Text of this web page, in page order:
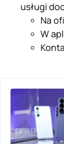
usługi
Na
W